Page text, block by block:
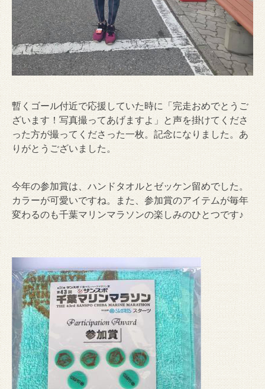
暫くゴール付近で応援していた時に「完走おめでとうご
ざいます！写真撮ってあげますよ」と声を掛けてくださ
った方が撮ってくださった一枚。記念になりました。あ
りがとうございました。
今年の参加賞は、ハンドタオルとゼッケン留めでした。
カラーが可愛いですね。また、参加賞のアイテムが毎年
変わるのも千葉マリンマラソンの楽しみのひとつです♪